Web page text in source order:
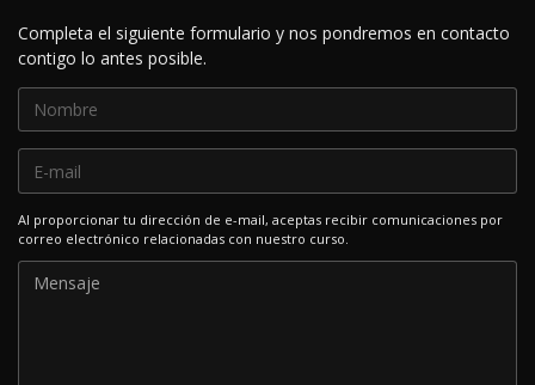
Completa el siguiente formulario y nos pondremos en contacto
contigo lo antes posible.
Al proporcionar tu dirección de e-mail, aceptas recibir comunicaciones por
correo electrónico relacionadas con nuestro curso.